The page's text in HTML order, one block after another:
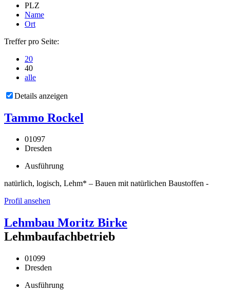
PLZ
Name
Ort
Treffer pro Seite:
20
40
alle
Details anzeigen
Tammo Rockel
01097
Dresden
Ausführung
natürlich, logisch, Lehm* – Bauen mit natürlichen Baustoffen -
Profil ansehen
Lehmbau Moritz Birke
Lehmbaufachbetrieb
01099
Dresden
Ausführung